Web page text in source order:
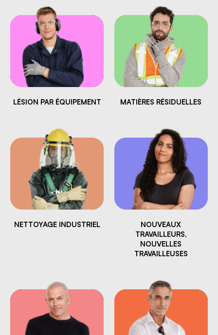
LÉSION PAR ÉQUIPEMENT MATIÈRES RÉSIDUELLES
NETTOYAGE INDUSTRIEL
NOUVEAUX
TRAVAILLEURS,
NOUVELLES
TRAVAILLEUSES